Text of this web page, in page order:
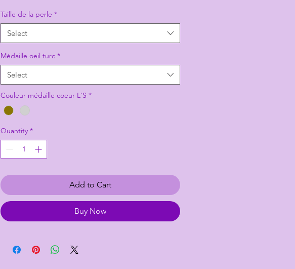
Taille de la perle *
Select
Médaille oeil turc *
Select
Couleur médaille coeur L'S *
Quantity *
Add to Cart
Buy Now